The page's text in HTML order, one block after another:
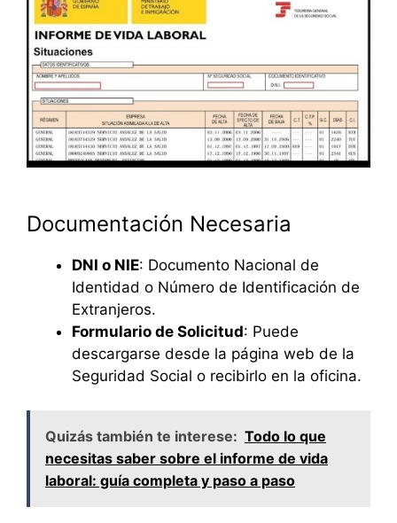
Documentación Necesaria
DNI o NIE: Documento Nacional de
Identidad o Número de Identificación de
Extranjeros.
Formulario de Solicitud: Puede
descargarse desde la página web de la
Seguridad Social o recibirlo en la oficina.
Quizás también te interese: Todo lo que
necesitas saber sobre el informe de vida
laboral: guía completa y paso a paso